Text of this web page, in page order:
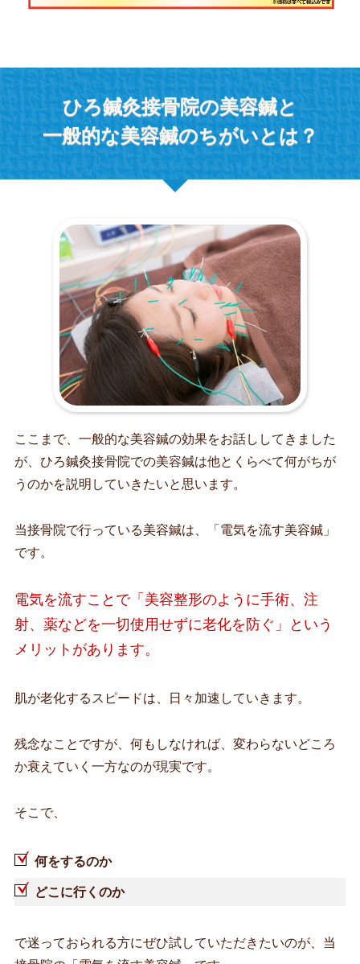
ひろ鍼灸接骨院の美容鍼と
一般的な美容鍼のちがいとは？
ここまで、一般的な美容鍼の効果をお話ししてきました
が、ひろ鍼灸接骨院での美容鍼は他とくらべて何がちが
うのかを説明していきたいと思います。
当接骨院で行っている美容鍼は、「電気を流す美容鍼」
です。
電気を流すことで「美容整形のように手術、注
射、薬などを一切使用せずに老化を防ぐ」という
メリットがあります。
肌が老化するスピードは、日々加速していきます。
残念なことですが、何もしなければ、変わらないどころ
か衰えていく一方なのが現実です。
そこで、
何をするのか
どこに行くのか
で迷っておられる方にぜひ試していただきたいのが、当